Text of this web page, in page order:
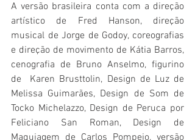
A versão brasileira conta com a direção
artístico de Fred Hanson, direção
musical de Jorge de Godoy, coreografias
e direção de movimento de Kátia Barros,
cenografia de Bruno Anselmo, figurino
de  Karen Brusttolin, Design de Luz de
Melissa Guimarães, Design de Som de
Tocko Michelazzo, Design de Peruca por
Feliciano San Roman, Design de